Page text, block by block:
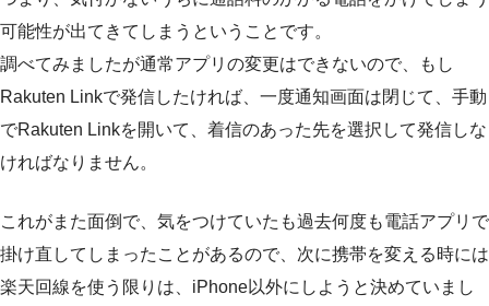
可能性が出てきてしまうということです。
調べてみましたが通常アプリの変更はできないので、もし
Rakuten Linkで発信したければ、一度通知画面は閉じて、手動
でRakuten Linkを開いて、着信のあった先を選択して発信しな
ければなりません。
これがまた面倒で、気をつけていたも過去何度も電話アプリで
掛け直してしまったことがあるので、次に携帯を変える時には
楽天回線を使う限りは、iPhone以外にしようと決めていまし